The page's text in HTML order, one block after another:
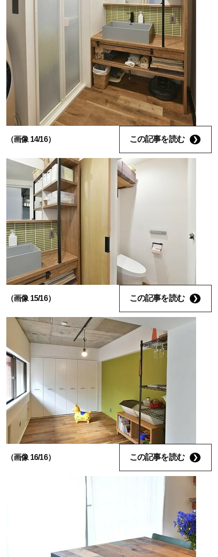
（画像 14/16） この記事を読む
（画像 15/16） この記事を読む
（画像 16/16） この記事を読む